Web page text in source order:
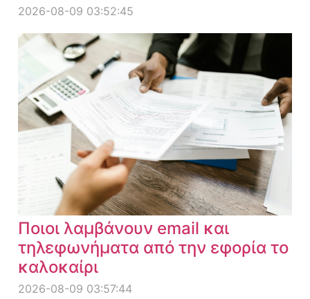
2026-08-09 03:52:45
Ποιοι λαμβάνουν email και
τηλεφωνήματα από την εφορία το
καλοκαίρι
2026-08-09 03:57:44